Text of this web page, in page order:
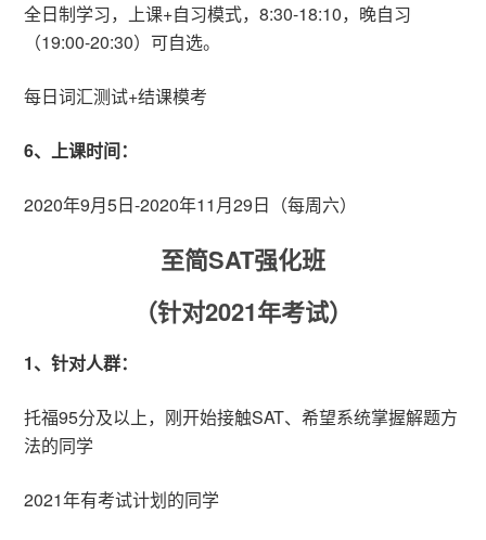
全日制学习，上课+自习模式，8:30-18:10，晚自习
（19:00-20:30）可自选。
每日词汇测试+结课模考
6、上课时间：
2020年9月5日-2020年11月29日（每周六）
至简SAT强化班
（针对2021年考试）
1、针对人群：
托福95分及以上，刚开始接触SAT、希望系统掌握解题方
法的同学
2021年有考试计划的同学